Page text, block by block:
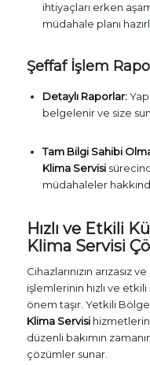
ihtiyaçları erken
müdahale planı
Şeffaf İşlem
Detaylı Raporlar:
belgelenir ve size
Tam Bilgi Sahibi
Klima Servisi
müdahaleler
Hızlı ve Etkili
Klima Servisi
Cihazlarınızın arızasız
işlemlerinin hızlı ve
önem taşır. Yetkili
Klima Servisi
düzenli bakımın
çözümler sunar.